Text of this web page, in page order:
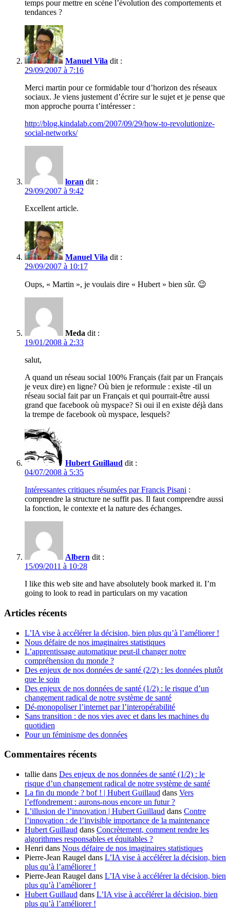
temps pour mettre en scène l’évolution des comportements et
tendances ?
Manuel Vila dit :
29/09/2007 à 7:16
Merci martin pour ce formidable tour d’horizon des réseaux
sociaux. Je viens justement d’écrire sur le sujet et je pense que
mon approche pourra t’intéresser :
http://blog.kindalab.com/2007/09/29/how-to-revolutionize-
social-networks/
loran dit :
29/09/2007 à 9:42
Excellent article.
Manuel Vila dit :
29/09/2007 à 10:17
Oups, « Martin », je voulais dire « Hubert » bien sûr. 😉
Meda dit :
19/01/2008 à 2:33
salut,
A quand un réseau social 100% Français (fait par un Français
je veux dire) en ligne? Où bien je reformule : existe -til un
réseau social fait par un Français et qui pourrait-être aussi
grand que facebook où myspace? Si oui il en existe déjà dans
la trempe de facebook où myspace, lesquels?
Hubert Guillaud dit :
04/07/2008 à 5:35
Intéressantes critiques résumées par Francis Pisani :
comprendre la structure ne suffit pas. Il faut comprendre aussi
la fonction, le contexte et la nature des échanges.
Albern dit :
15/09/2011 à 10:28
I like this web site and have absolutely book marked it. I’m
going to look to read in particulars on my vacation
Articles récents
L’IA vise à accélérer la décision, bien plus qu’à l’améliorer !
Nous défaire de nos imaginaires statistiques
L’apprentissage automatique peut-il changer notre
compréhension du monde ?
Des enjeux de nos données de santé (2/2) : les données plutôt
que le soin
Des enjeux de nos données de santé (1/2) : le risque d’un
changement radical de notre système de santé
Dé-monopoliser l’internet par l’interopérabilité
Sans transition : de nos vies avec et dans les machines du
quotidien
Pour un féminisme des données
Commentaires récents
tallie dans Des enjeux de nos données de santé (1/2) : le
risque d’un changement radical de notre système de santé
La fin du monde ? bof ! | Hubert Guillaud dans Vers
l’effondrement : aurons-nous encore un futur ?
L’illusion de l’innovation | Hubert Guillaud dans Contre
l’innovation : de l’invisible importance de la maintenance
Hubert Guillaud dans Concrètement, comment rendre les
algorithmes responsables et équitables ?
Henri dans Nous défaire de nos imaginaires statistiques
Pierre-Jean Raugel dans L’IA vise à accélérer la décision, bien
plus qu’à l’améliorer !
Pierre-Jean Raugel dans L’IA vise à accélérer la décision, bien
plus qu’à l’améliorer !
Hubert Guillaud dans L’IA vise à accélérer la décision, bien
plus qu’à l’améliorer !